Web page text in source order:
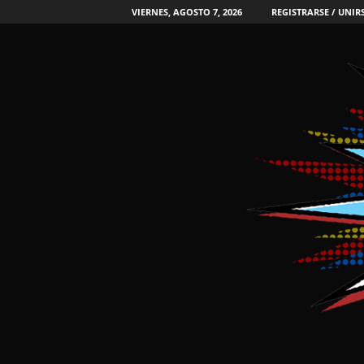
VIERNES, AGOSTO 7, 2026 REGISTRARSE /